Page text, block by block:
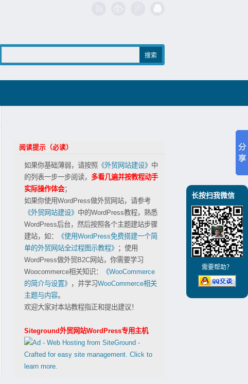
阅读提示（必读）
如果你基础薄弱，请按照 《外贸网站建设》 中
的列表一步一步阅读， 多看几遍并按教程动手
实际操作体会；
如果你使用WordPress做外贸网站，请参考
《外贸网站建设》 中的WordPress教程，熟悉
WordPress后台，然后按照各个主题建站步骤
建站，如：
《使用WordPress免费搭建一个简
单的外贸网站全过程图示教程》 ；使用
WordPress做外贸B2C网站，你需要学习
Woocommerce相关知识：
《WooCommerce
的简介与设置》 ，并学习WooCommerce相关
主题与内容。
欢迎大家对本站教程指正和提出建议！
Siteground外贸网站WordPress专用主机
长按扫我微信
需要帮助？